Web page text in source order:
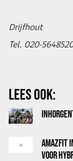
Drijfhout
Tel. 020-
LEES OOK:
AMAZFIT
VOOR